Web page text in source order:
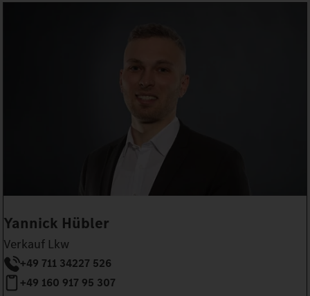
Yannick Hübler
Verkauf Lkw
+49 711 34227 526
+49 160 917 95 307